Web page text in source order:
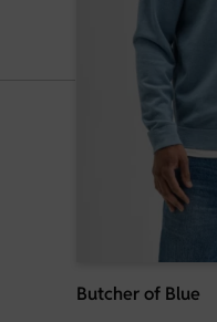
Butcher of Blue